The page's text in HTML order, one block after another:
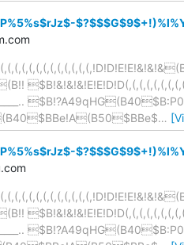
…